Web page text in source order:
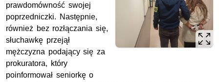
prawdomówność swojej
poprzedniczki. Następnie,
również bez rozłączania się,
słuchawkę przejął
mężczyzna podający się za
prokuratora, który
poinformował seniorkę o